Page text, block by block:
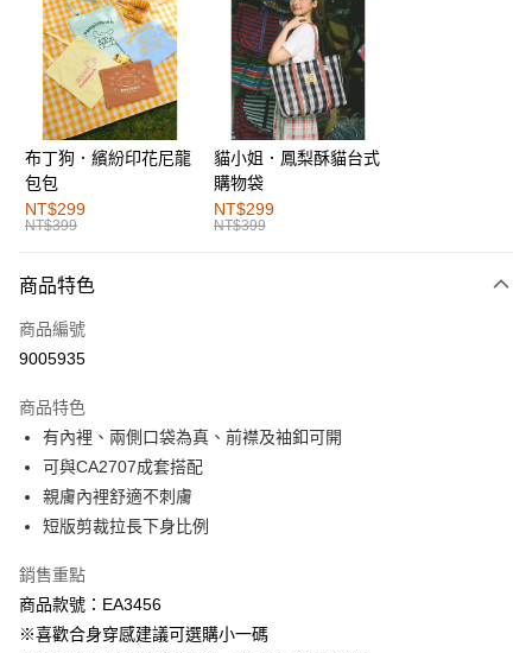
超商取貨付款
LINE Pay
街口支付
運送方式
全家取貨付款
每筆NT$60，滿NT$1,000(含以上)免運費
付款後全家取貨
萊爾富取貨付款
付款後萊爾富取貨
每筆NT$60，滿NT$1,000(含以上)免運費
7-11取貨付款
每筆NT$60，滿NT$1,000(含以上)免運費
付款後7-11取貨
每筆NT$60，滿NT$1,000(含以上)免運費
布丁狗．繽紛印花尼龍
包包
NT$299
NT$399
貓小姐．鳳梨酥貓台式
購物袋
NT$299
NT$399
商品特色
商品編號
9005935
商品特色
有內裡、兩側口袋為真、前襟及袖釦可開
可與CA2707成套搭配
親膚內裡舒適不刺膚
短版剪裁拉長下身比例
銷售重點
商品款號：EA3456
※喜歡合身穿感建議可選購小一碼